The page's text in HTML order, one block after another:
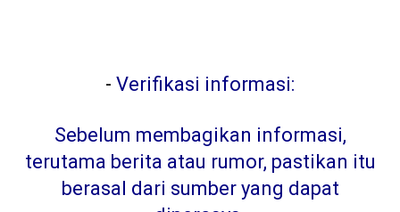
- Verifikasi informasi:
Sebelum membagikan informasi,
terutama berita atau rumor, pastikan itu
berasal dari sumber yang dapat